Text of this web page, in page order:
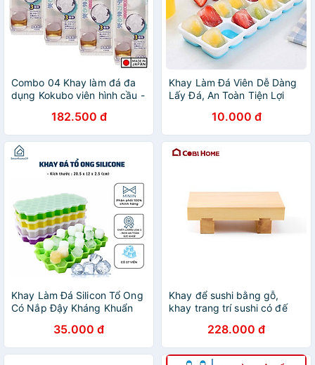
Combo 04 Khay làm đá đa
dụng Kokubo viên hình cầu -
182.500 đ
Khay Làm Đá Viên Dễ Dàng
Lấy Đá, An Toàn Tiện Lợi
10.000 đ
Khay Làm Đá Silicon Tổ Ong
Có Nắp Đậy Kháng Khuẩn
Làm Đá , Làm Thạch Cao
Cấp - HÀNG CHÍNH HÃNG
MINIIN
35.000 đ
Khay để sushi bằng gỗ,
khay trang trí sushi có đế
228.000 đ